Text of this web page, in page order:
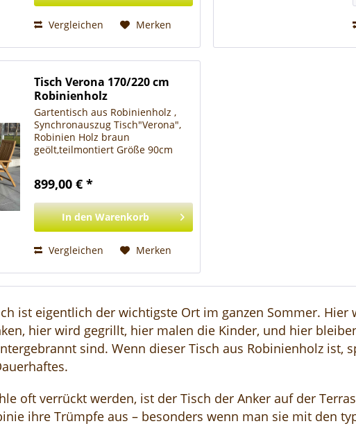
Vergleichen Merken
Tisch Verona 170/220 cm
Robinienholz
Gartentisch aus Robinienholz ,
Synchronauszug Tisch"Verona",
Robinien Holz braun
geölt,teilmontiert Größe 90cm
Robinienholz baun geölt - sehr
stabile Ausführung - Beschläge
verzinkt -...
899,00 € *
In den Warenkorb
Vergleichen Merken
ist eigentlich der wichtigste Ort im ganzen Sommer. Hier
hier wird gegrillt, hier malen die Kinder, und hier
sind. Wenn dieser Tisch aus Robinienholz ist,
oft verrückt werden, ist der Tisch der Anker auf der
ihre Trümpfe aus – besonders wenn man sie mit den